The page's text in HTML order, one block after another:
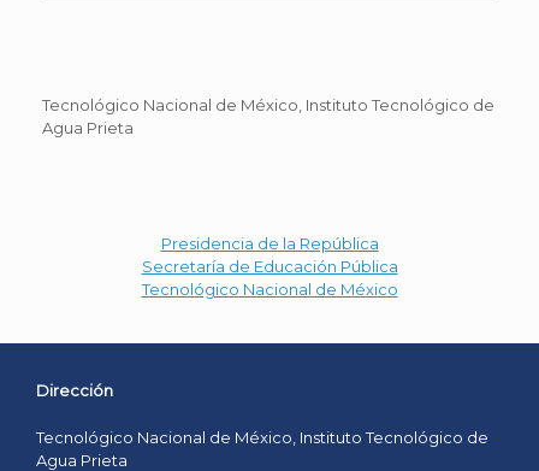
Tecnológico Nacional de México, Instituto Tecnológico de
Agua Prieta
Presidencia de la República
Secretaría de Educación Pública
Tecnológico Nacional de México
Dirección
Tecnológico Nacional de México, Instituto Tecnológico de
Agua Prieta